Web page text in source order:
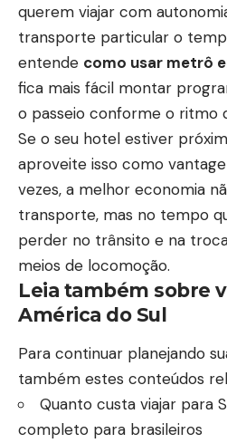
querem viajar com
transporte particular o
entende como usar metrô
fica mais fácil montar
o passeio conforme o ritmo
Se o seu hotel estiver
aproveite isso como
vezes, a melhor economia
transporte, mas no tempo
perder no trânsito e na
meios de locomoção.
Leia também sobre
América do Sul
Para continuar planejando
também estes conteúdos
Quanto custa viajar para
completo para brasileiros